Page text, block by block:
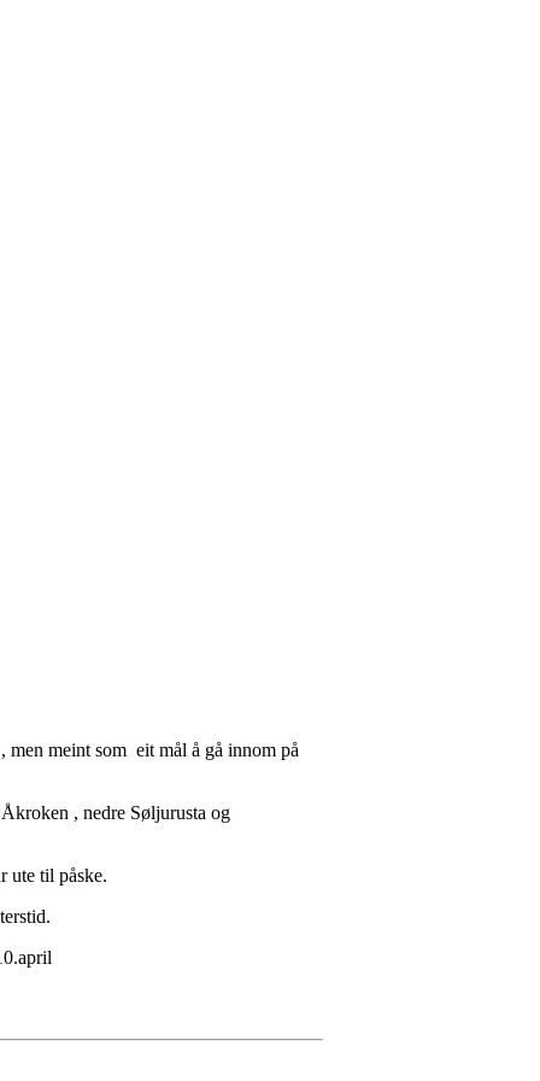
meint som eit mål å gå innom på
, nedre Søljurusta og
ute til påske.